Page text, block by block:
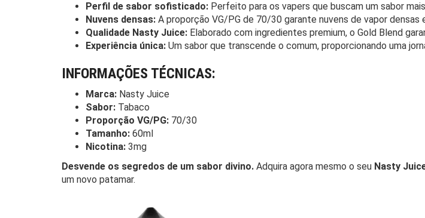
Perfil de sabor sofisticado: Perfeito para os vapers que buscam um sabor
Nuvens densas: A proporção VG/PG de 70/30 garante nuvens de vapor densas
Qualidade Nasty Juice: Elaborado com ingredientes premium, o Gold Blend
Experiência única: Um sabor que transcende o comum, proporcionando uma
INFORMAÇÕES TÉCNICAS:
Marca: Nasty Juice
Sabor: Tabaco
Proporção VG/PG: 70/30
Tamanho: 60ml
Nicotina: 3mg
Desvende os segredos de um sabor divino. Adquira agora mesmo o seu Nasty
um novo patamar.